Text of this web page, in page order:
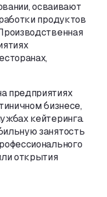
,осваивают
продуктов
,
предприятиях
бизнесе,
кейтеринга.
занятость
открытия